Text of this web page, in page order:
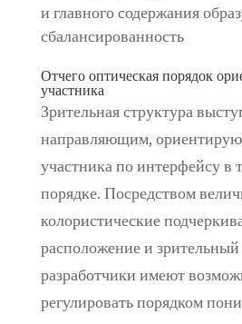
и главного содержания
сбалансированность
Отчего оптическая порядок
участника
Зрительная структура
направляющим,
участника по интерфейсу в
порядке. Посредством
колористические
расположение и зрительный
разработчики имеют
регулировать порядком